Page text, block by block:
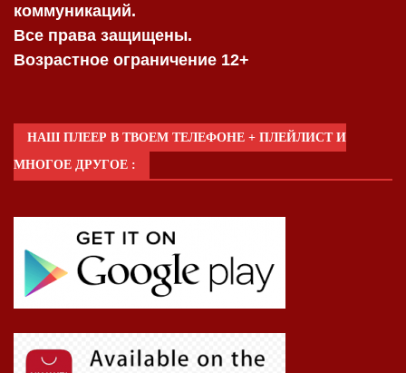
коммуникаций.
Все права защищены.
Возрастное ограничение 12+
НАШ ПЛЕЕР В ТВОЕМ ТЕЛЕФОНЕ + ПЛЕЙЛИСТ И
МНОГОЕ ДРУГОЕ :